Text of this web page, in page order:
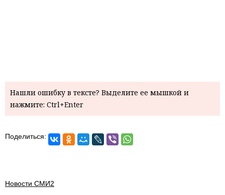
Нашли ошибку в тексте? Выделите ее мышкой и
нажмите: Ctrl+Enter
Поделиться:
Новости СМИ2